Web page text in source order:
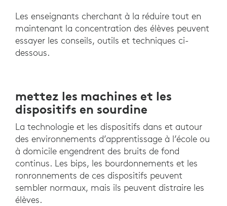
Les enseignants cherchant à la réduire tout en
maintenant la concentration des élèves peuvent
essayer les conseils, outils et techniques ci-
dessous.
mettez les machines et les
dispositifs en sourdine
La technologie et les dispositifs dans et autour
des environnements d’apprentissage à l’école ou
à domicile engendrent des bruits de fond
continus. Les bips, les bourdonnements et les
ronronnements de ces dispositifs peuvent
sembler normaux, mais ils peuvent distraire les
élèves.